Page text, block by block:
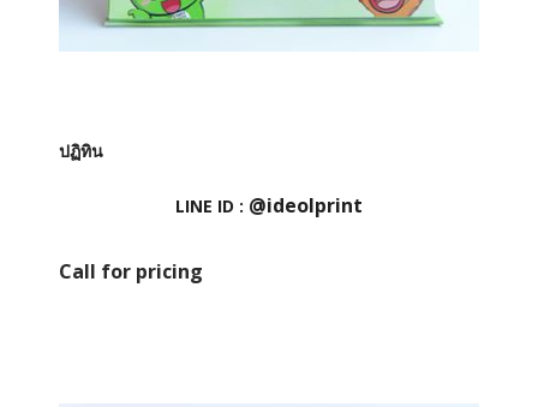
ปฏิทิน
LINE ID : @ideolprint
Call for pricing